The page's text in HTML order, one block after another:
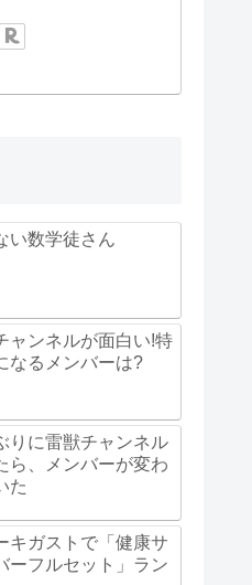
い数学徒さん
ャンネルが面白い!特
なるメンバーは?
りに雷獣チャンネル
ら、メンバーが変わ
た
キガストで「健康サ
ーフルセット」ラン